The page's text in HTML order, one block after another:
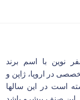
نوین با اسم برند
تخصصی در اروپا، ژاپن و
است در این سالها